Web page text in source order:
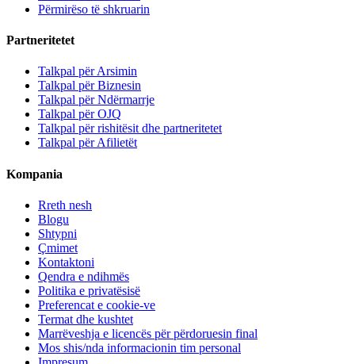
Përmirëso të shkruarin
Partneritetet
Talkpal për Arsimin
Talkpal për Biznesin
Talkpal për Ndërmarrje
Talkpal për OJQ
Talkpal për rishitësit dhe partneritetet
Talkpal për Afilietët
Kompania
Rreth nesh
Blogu
Shtypni
Çmimet
Kontaktoni
Qendra e ndihmës
Politika e privatësisë
Preferencat e cookie-ve
Termat dhe kushtet
Marrëveshja e licencës për përdoruesin final
Mos shis/nda informacionin tim personal